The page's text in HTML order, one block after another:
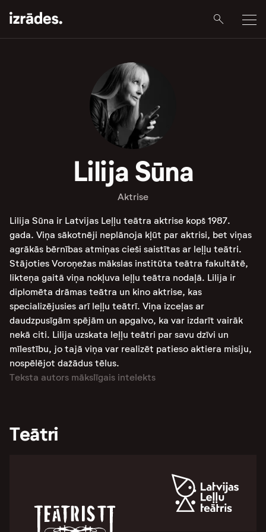
Lilija Sūna
Aktrise
Lilija Sūna ir Latvijas Leļļu teātra aktrise kopš 1987.
gada. Viņa sākotnēji neplānoja kļūt par aktrisi, bet viņas
agrākās bērnības atmiņas cieši saistītas ar leļļu teātri.
Stājoties Voroņežas mākslas institūta teātra fakultātē,
likteņa gaitā viņa nokļuva leļļu teātra nodaļā. Lilija ir
diplomēta drāmas teātra un kino aktrise, kas
specializējusies arī leļļu teātrī. Viņa izceļas ar
daudzpusīgām spējām un apgalvo, ka var izdarīt vairāk
nekā citi. Lilija uzskata leļļu teātri par savu dzīvi un
mīlestību, jo tajā viņa var realizēt patieso aktiera misiju,
nospēlējot dažādus tēlus​​​​​​.
Teksta autors mākslīgais intelekts
Teātri